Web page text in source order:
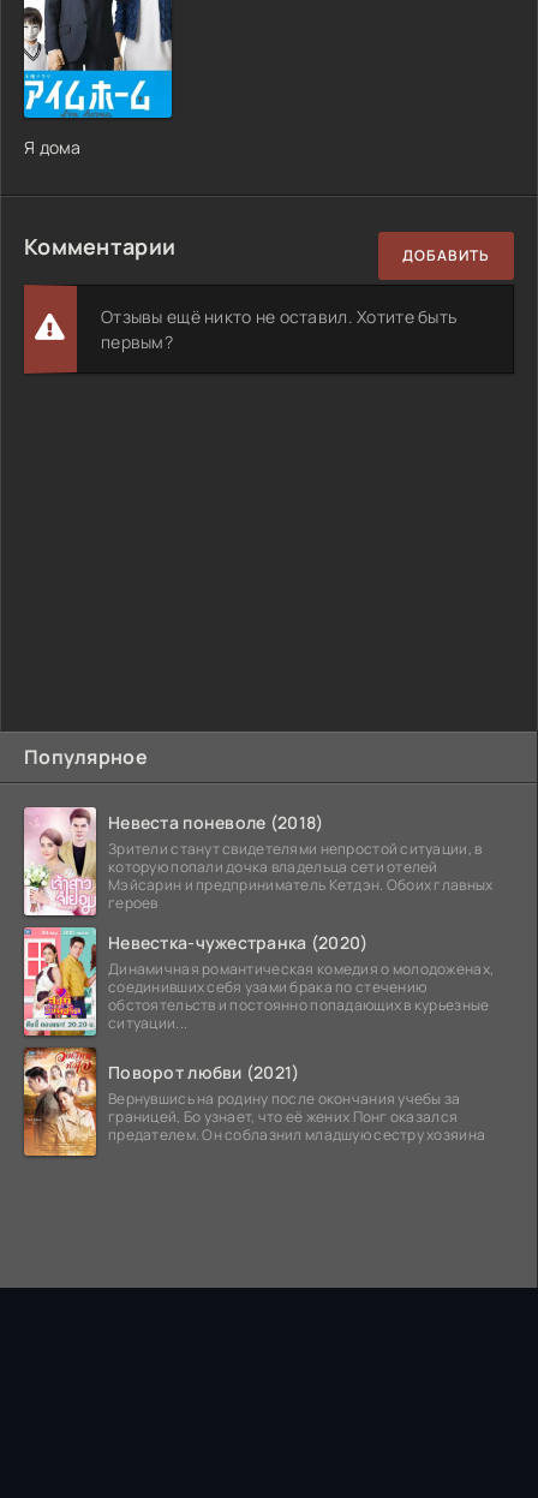
Популярное
Невеста поневоле (2018)
Зрители станут свидетелями непростой ситуации, в
которую попали дочка владельца сети отелей
Мэйсарин и предприниматель Кетдэн. Обоих главных
героев
Невестка-чужестранка (2020)
Динамичная романтическая комедия о молодоженах,
соединивших себя узами брака по стечению
обстоятельств и постоянно попадающих в курьезные
ситуации...
Поворот любви (2021)
Вернувшись на родину после окончания учебы за
границей, Бо узнает, что её жених Понг оказался
предателем. Он соблазнил младшую сестру хозяина
Я дома
Комментарии ДОБАВИТЬ
Отзывы ещё никто не оставил. Хотите быть
первым?